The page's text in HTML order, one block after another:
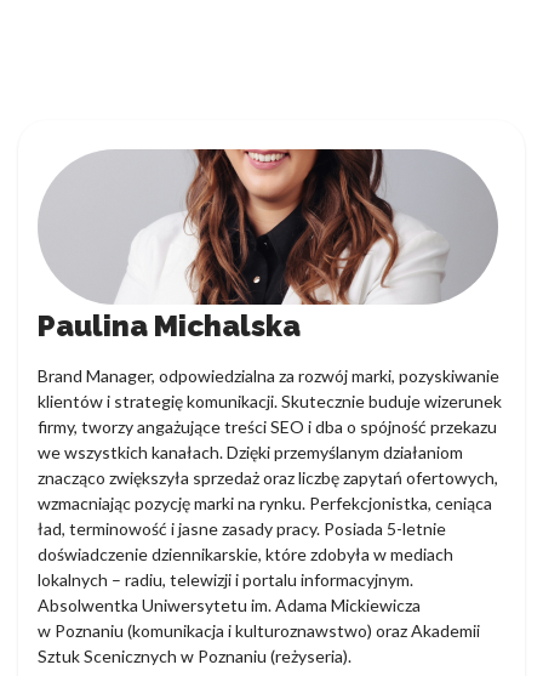
Paulina Michalska
Brand Manager, odpowiedzialna za rozwój marki, pozyskiwanie
klientów i strategię komunikacji. Skutecznie buduje wizerunek
firmy, tworzy angażujące treści SEO i dba o spójność przekazu
we wszystkich kanałach. Dzięki przemyślanym działaniom
znacząco zwiększyła sprzedaż oraz liczbę zapytań ofertowych,
wzmacniając pozycję marki na rynku. Perfekcjonistka, ceniąca
ład, terminowość i jasne zasady pracy. Posiada 5-letnie
doświadczenie dziennikarskie, które zdobyła w mediach
lokalnych – radiu, telewizji i portalu informacyjnym.
Absolwentka Uniwersytetu im. Adama Mickiewicza
w Poznaniu (komunikacja i kulturoznawstwo) oraz Akademii
Sztuk Scenicznych w Poznaniu (reżyseria).